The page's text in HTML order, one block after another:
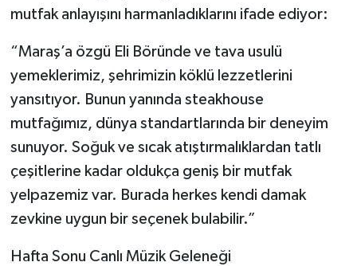
mutfak anlayışını harmanladıklarını ifade ediyor:
“Maraş’a özgü Eli Böründe ve tava usulü
yemeklerimiz, şehrimizin köklü lezzetlerini
yansıtıyor. Bunun yanında steakhouse
mutfağımız, dünya standartlarında bir deneyim
sunuyor. Soğuk ve sıcak atıştırmalıklardan tatlı
çeşitlerine kadar oldukça geniş bir mutfak
yelpazemiz var. Burada herkes kendi damak
zevkine uygun bir seçenek bulabilir.”
Hafta Sonu Canlı Müzik Geleneği